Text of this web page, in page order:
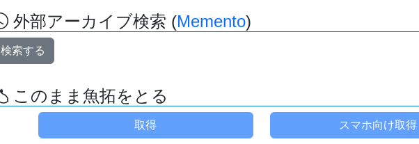
外部アーカイブ検索 (Memento)
検索する
このまま魚拓をとる